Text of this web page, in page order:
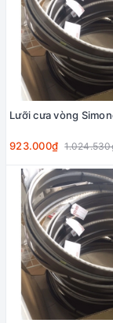
Lưỡi cưa vòng
923.000₫